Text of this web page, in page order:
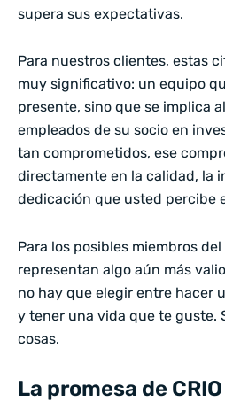
supera sus expectativas.
Para nuestros clientes, estas
muy significativo: un equipo
presente, sino que se implica
empleados de su socio en
tan comprometidos, ese
directamente en la calidad, la
dedicación que usted percibe
Para los posibles miembros
representan algo aún más
no hay que elegir entre hacer
y tener una vida que te guste.
cosas.
La promesa de CRIO